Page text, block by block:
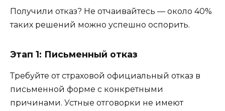
Получили отказ? Не отчаивайтесь — около 40%
таких решений можно успешно оспорить.
Этап 1: Письменный отказ
Требуйте от страховой официальный отказ в
письменной форме с конкретными
причинами. Устные отговорки не имеют